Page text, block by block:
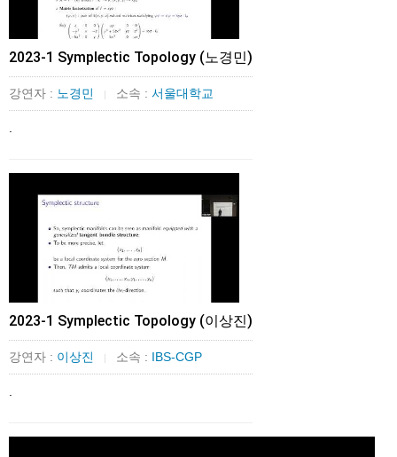
2023-1 Symplectic Topology (노경민)
강연자 : 노경민 | 소속 : 서울대학교
2023-1 Symplectic Topology (이상진)
강연자 : 이상진 | 소속 : IBS-CGP